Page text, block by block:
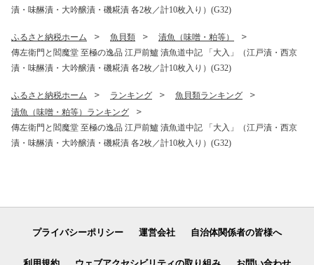
漬・味醂漬・大吟醸漬・磯糀漬 各2枚／計10枚入り）(G32)
ふるさと納税ホーム 魚貝類
漬魚（味噌・粕等）
傳左衛門と閻魔堂 至極の逸品 江戸前鱸 漬魚道中記 「大入」（江戸漬・西京
漬・味醂漬・大吟醸漬・磯糀漬 各2枚／計10枚入り）(G32)
ふるさと納税ホーム ランキング
魚貝類ランキング
漬魚（味噌・粕等）ランキング
傳左衛門と閻魔堂 至極の逸品 江戸前鱸 漬魚道中記 「大入」（江戸漬・西京
漬・味醂漬・大吟醸漬・磯糀漬 各2枚／計10枚入り）(G32)
プライバシーポリシー 運営会社 自治体関係者の皆様へ